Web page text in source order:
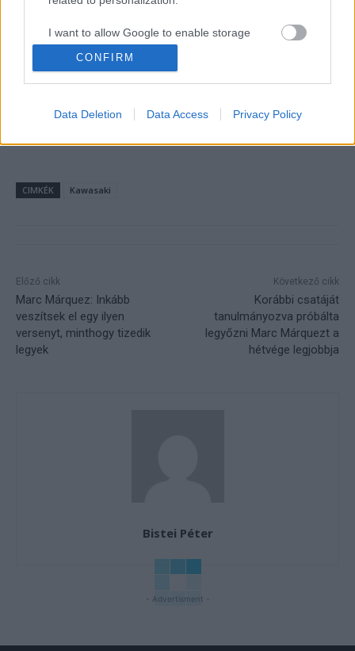
I want to allow Google to enable storage
related to security, including authentication
user protection.
CONFIRM
Data Deletion Data Access Privacy Policy
modellről fog lehullani lepel hatodik hó hatodikán.
Ezzel párhuzamosan nemrég két, az eddigieknél némileg
engedélyeztetési listájára. Lehet, hogy a dátum sem
CIMKÉK Kawasaki
Előző cikk
Marc Márquez: Inkább
veszítsek el egy ilyen
versenyt, minthogy tizedik
legyek
Következő cikk
Korábbi csatáját
tanulmányozva próbálta
legyőzni Marc Márquezt a
hétvége legjobbja
Bistei Péter
- Advertisment -